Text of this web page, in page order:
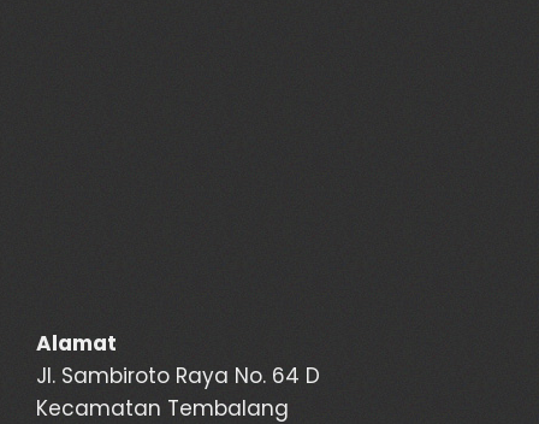
Alamat
Jl. Sambiroto Raya No. 64 D
Kecamatan Tembalang